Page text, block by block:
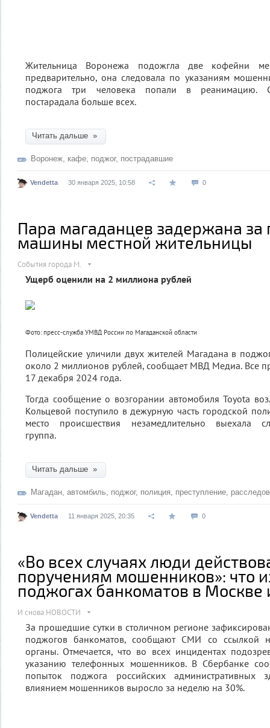
Жительница Воронежа подожгла две кофейни
предварительно, она следовала по указаниям
поджога три человека попали в реанимацию.
постарадала больше всех.
Читать дальше »
Воронеж кафе поджог, пострадавшие
Vendetta 30 января 2025, 10:58 0
Пара магаданцев задержана за
машины местной жительницы
События города М.
Ущерб оценили на 2 миллиона рублей
Фото: пресс-служба УМВД России по Магаданской области
Полицейские уличили двух жителей Магадана в
около 2 миллионов рублей, сообщает МВД Медиа. Все
17 декабря 2024 года.
Тогда сообщение о возгорании автомобиля Toyota
Кольцевой поступило в дежурную часть городской
место происшествия незамедлительно выехала
группа.
Читать дальше »
Магадан автомбиль поджог, полиция преступление
Vendetta 11 января 2025, 20:35 0
«Во всех случаях люди
поручениям мошенников»: что
поджогах банкоматов в Москве
И снова НОВОСТИ
За прошедшие сутки в столичном регионе
поджогов банкоматов, сообщают СМИ со ссылкой
органы. Отмечается, что во всех инцидентах
указанию телефонных мошенников. В Сбербанке
попыток поджога российских
влиянием мошенников выросло за неделю на 30%.